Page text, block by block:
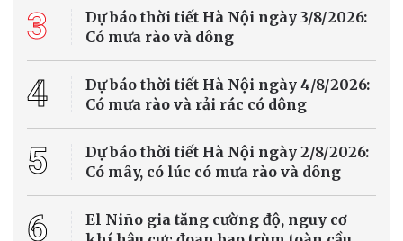
nước vì nắng nóng cực đoan